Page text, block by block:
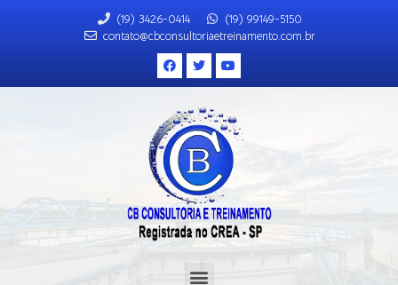
(19) 3426-0414
(19) 99149-5150
contato@cbconsultoriaetreinamento.com.br